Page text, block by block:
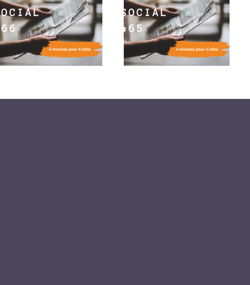
Flash Actu Social #65 : 4
minutes pour 4 infos
Flash Actu Social #69 : 4
minutes pour 4 infos